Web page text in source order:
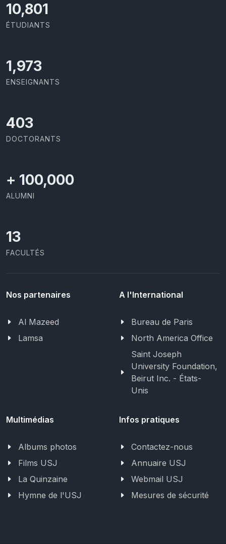
11,418
ÉTUDIANTS
2,086
ENSEIGNANTS
426
DOCTORANTS
+ 100,000
ALUMNI
13
FACULTÉS
Nos partenaires
Al Mazeed
Lamsa
A l'International
Bureau de Paris
North America Office
Saint Joseph
University Foundation,
Beirut Inc. - États-
Unis
Multimédias
Albums photos
Films USJ
La Quinzaine
Hymne de l'USJ
Infos pratiques
Contactez-nous
Annuaire USJ
Webmail USJ
Mesures de sécurité